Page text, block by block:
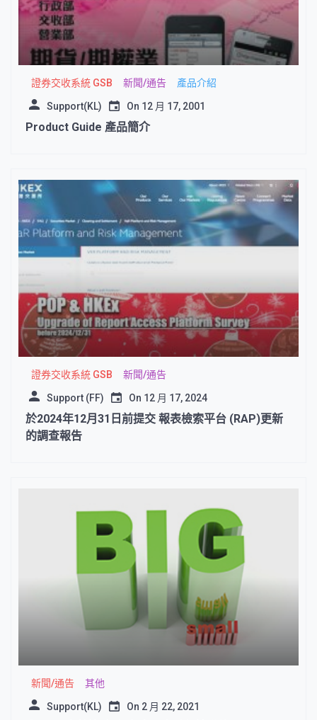
證券交收系統 GSB 新聞/通告 產品介紹
Support(KL) On 12 月 17, 2001
Product Guide 產品簡介
證券交收系統 GSB 新聞/通告
Support (FF) On 12 月 17, 2024
於2024年12月31日前提交 報表檢索平台 (RAP)更新
的調查報告
新聞/通告 其他
Support(KL) On 2 月 22, 2021